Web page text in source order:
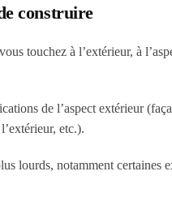
construire
touchez à l’extérieur, à
de l’aspect extérieur
etc.).
lourds, notamment certaines